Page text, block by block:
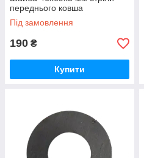
переднього ковша
екскаватора CAT
Під замовлення
190 ₴
Купити